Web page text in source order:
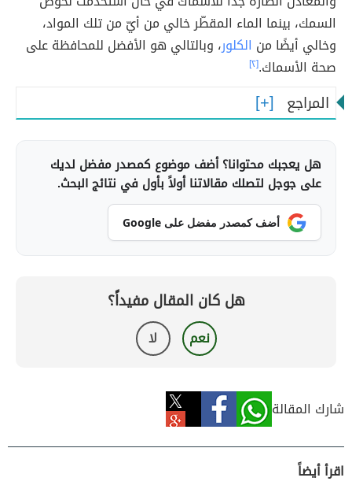
السمك، بينما الماء المقطّر خالي من أيّ من تلك المواد،
وخالي أيضًا من الكلور، وبالتالي هو الأفضل للمحافظة على
صحة الأسماك.[٢]
المراجع
هل يعجبك محتوانا؟ أضف موضوع كمصدر مفضل لديك
على جوجل لتصلك مقالاتنا أولاً بأول في نتائج البحث.
أضف كمصدر مفضل على Google
هل كان المقال مفيداً؟
نعم لا
شارك المقالة
اقرأ أيضاً